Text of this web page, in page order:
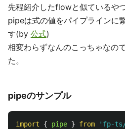
先程紹介したflowと似ているや
pipeは式の値をパイプラインに
す(by 公式)
相変わらずなんのこっちゃなの
た。
pipeのサンプル
import { pipe } from ' fp-